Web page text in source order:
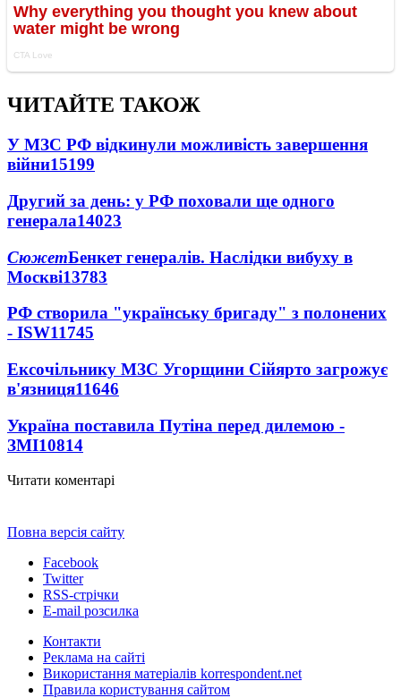
ЧИТАЙТЕ ТАКОЖ
У МЗС РФ відкинули можливість завершення
війни15199
Другий за день: у РФ поховали ще одного
генерала14023
СюжетБенкет генералів. Наслідки вибуху в
Москві13783
РФ створила "українську бригаду" з полонених
- ISW11745
Ексочільнику МЗС Угорщини Сійярто загрожує
в'язниця11646
Україна поставила Путіна перед дилемою -
ЗМІ10814
Читати коментарі
Повна версія сайту
Facebook
Twitter
RSS-стрічки
E-mail розсилка
Контакти
Реклама на сайті
Використання матеріалів korrespondent.net
Правила користування сайтом